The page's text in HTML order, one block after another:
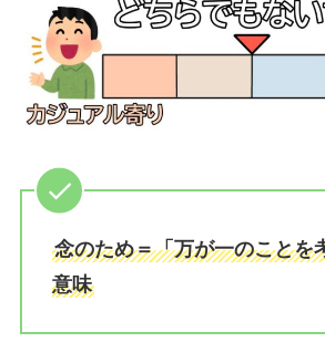
念のため＝「万が一のことを
意味